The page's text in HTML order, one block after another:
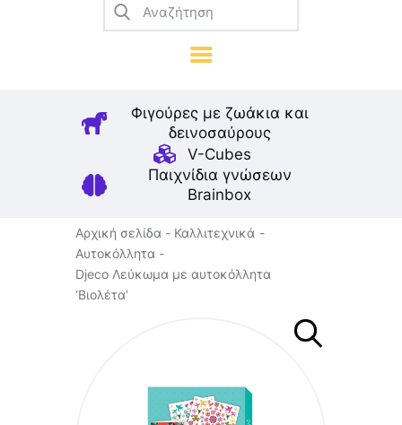
Φιγούρες με ζωάκια και
δεινοσαύρους
V-Cubes
Παιχνίδια γνώσεων
Brainbox
Μοντελισμός
Βιβλία
Παιχνίδια Ρόλων
Αρχική σελίδα
Καλλιτεχνικά
Αυτοκόλλητα
Djeco Λεύκωμα με αυτοκόλλητα
‘Βιολέτα’